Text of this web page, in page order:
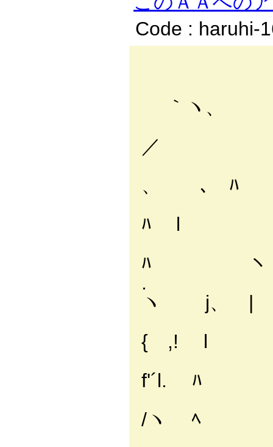
Code : haruhi-
｀ヽ、
／
、 ､ ﾊ
ﾊ l
ﾊ ヽ
. l
ヽ j、 |
{ ,! l
f'´l. ﾊ
/ヽ ﾍ